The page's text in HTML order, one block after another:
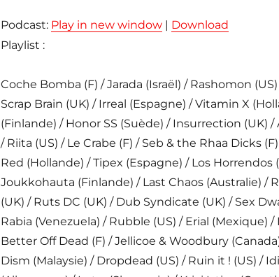
Podcast: Play in new window| Download
Playlist :
Coche Bomba (F) / Jarada (Israël) / Rashomon
Scrap Brain (UK) / Irreal (Espagne) / Vitamin X
(Finlande) / Honor SS (Suède) / Insurrection (UK) /
/ Riita (US) / Le Crabe (F) / Seb & the Rhaa Dicks
Red (Hollande) / Tipex (Espagne) / Los Horrendos
Joukkohauta (Finlande) / Last Chaos (Australie) /
(UK) / Ruts DC (UK) / Dub Syndicate (UK) / Sex
Rabia (Venezuela) / Rubble (US) / Erial (Mexique) /
Better Off Dead (F) / Jellicoe & Woodbury
Dism (Malaysie) / Dropdead (US) / Ruin it ! (US) /